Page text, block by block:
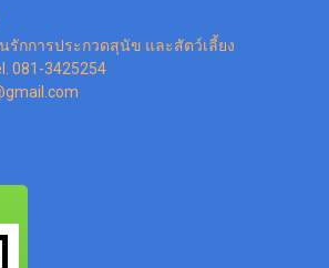
รักการประกวดสุนัข และสัตว์เลี้ยง
081-3425254